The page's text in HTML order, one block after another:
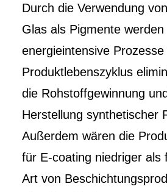
Durch die Verwendung
Glas als Pigmente werden
energieintensive Prozesse
Produktlebenszyklus
die Rohstoffgewinnung
Herstellung synthetischer
Außerdem wären die
für E-coating niedriger als
Art von